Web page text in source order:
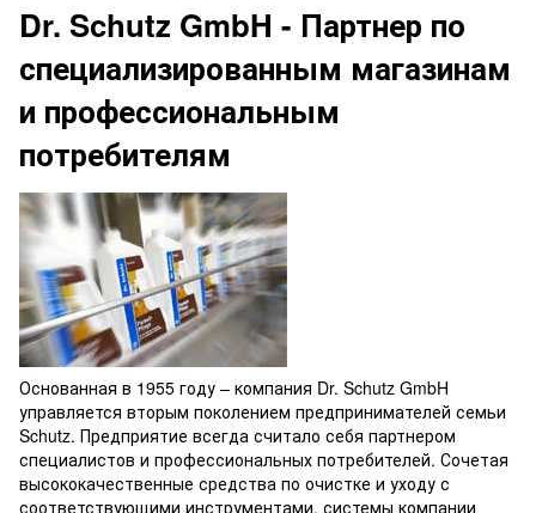
Dr. Schutz GmbH - Партнер по
специализированным магазинам
и профессиональным
потребителям
Основанная в 1955 году – компания Dr. Schutz GmbH
управляется вторым поколением предпринимателей семьи
Schutz. Предприятие всегда считало себя партнером
специалистов и профессиональных потребителей. Сочетая
высококачественные средства по очистке и уходу с
соответствующими инструментами, системы компании